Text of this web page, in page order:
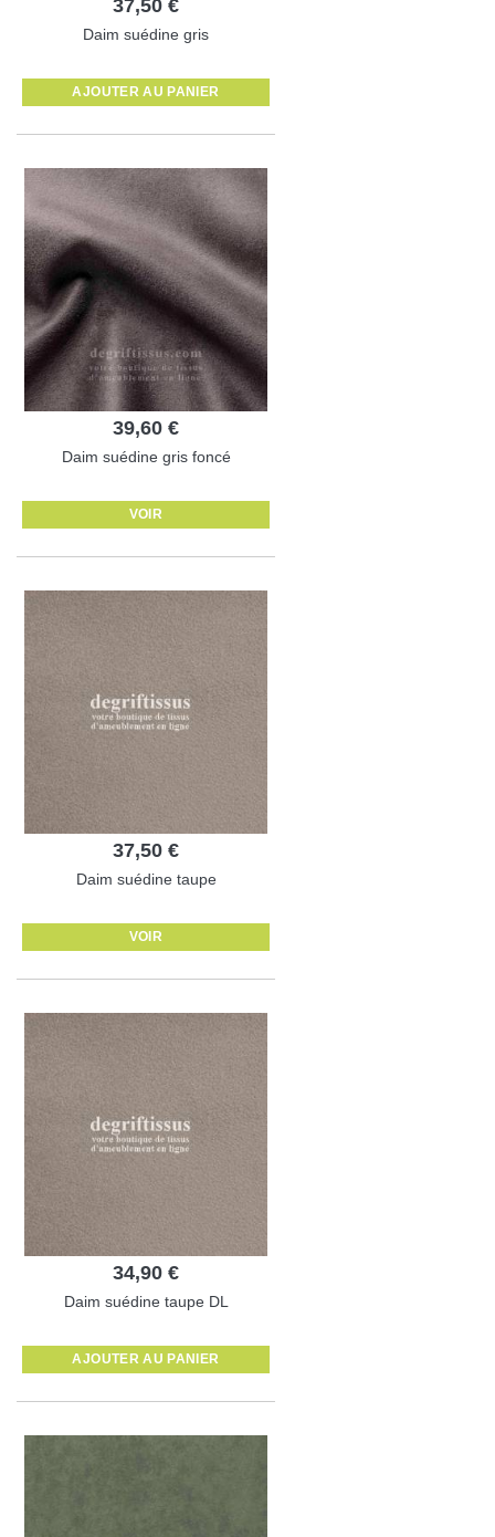
37,50 €
Daim suédine gris
AJOUTER AU PANIER
39,60 €
Daim suédine gris foncé
VOIR
37,50 €
Daim suédine taupe
VOIR
34,90 €
Daim suédine taupe DL
AJOUTER AU PANIER